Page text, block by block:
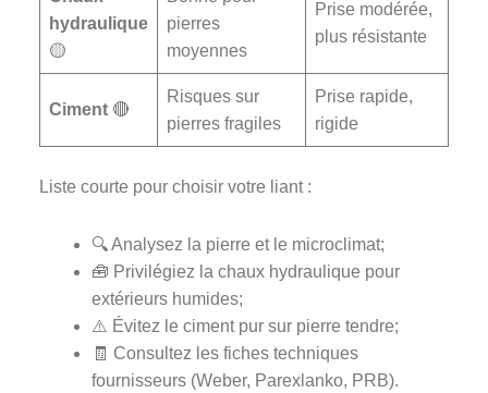
hydraulique
🟡
pierres
moyennes
Prise modérée,
plus résistante
Ciment 🔴
Risques sur
pierres fragiles
Prise rapide,
rigide
Liste courte pour choisir votre liant :
🔍 Analysez la pierre et le microclimat;
🧰 Privilégiez la chaux hydraulique pour
extérieurs humides;
⚠️ Évitez le ciment pur sur pierre tendre;
🧾 Consultez les fiches techniques
fournisseurs (Weber, Parexlanko, PRB).